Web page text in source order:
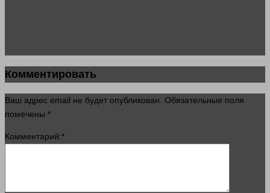
Комментировать
Ваш адрес email не будет опубликован. Обязательные поля
помечены *
Комментарий:*